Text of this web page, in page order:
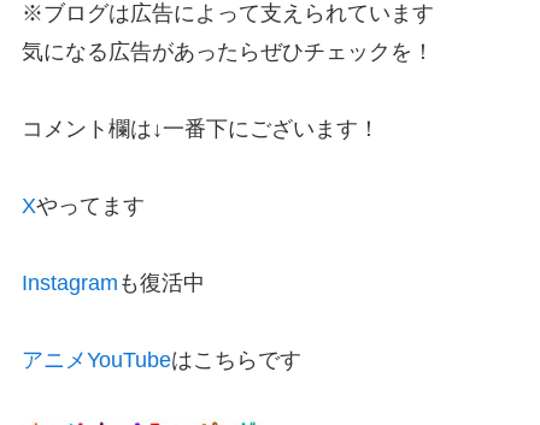
※ブログは広告によって支えられています
気になる広告があったらぜひチェックを！
コメント欄は↓一番下にございます！
Xやってます
Instagram も復活中
アニメYouTubeはこちらです